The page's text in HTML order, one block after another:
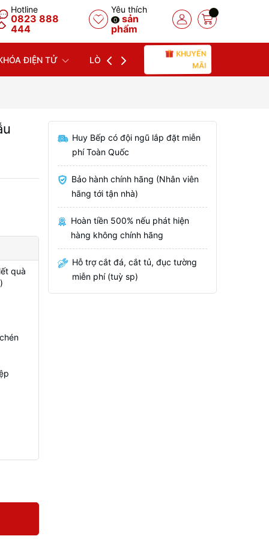
Hotline
0823 888
444
Yêu thích
0
sản
phẩm
ĐIỆN TỬ LÒ NƯỚNG LÒ VI SÓNG
KHUYẾN
MÃI
quà
Huy Bếp có đội ngũ lắp đặt miễn
phí Toàn Quốc
Bảo hành chính hãng (Nhân viên
hãng tới tận nhà)
Hoàn tiền 500% nếu phát hiện
hàng không chính hãng
Hỗ trợ cắt đá, cắt tủ, đục tường
miễn phí (tuỳ sp)